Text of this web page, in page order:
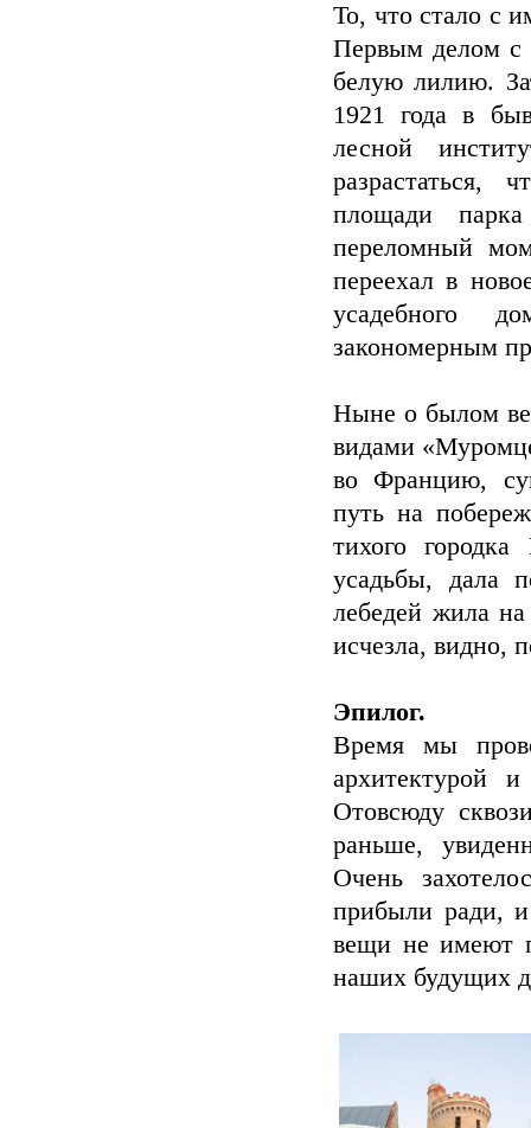
То, что стало с
Первым делом с
белую лилию.
1921 года в
лесной
разрастаться,
площади
переломный
переехал в
усадебного
закономерным
Ныне о былом
видами
во Францию,
путь на
тихого
усадьбы, дала
лебедей жила
исчезла, видно,
Эпилог.
Время мы
архитектурой
Отовсюду
раньше,
Очень
прибыли ради,
вещи не имеют
наших будущих